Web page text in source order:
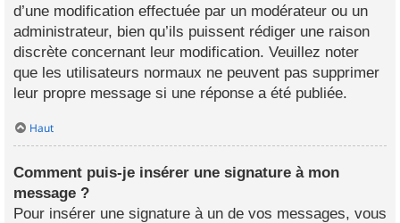
d’une modification effectuée par un modérateur ou un
administrateur, bien qu’ils puissent rédiger une raison
discrète concernant leur modification. Veuillez noter
que les utilisateurs normaux ne peuvent pas supprimer
leur propre message si une réponse a été publiée.
Haut
Comment puis-je insérer une signature à mon
message ?
Pour insérer une signature à un de vos messages, vous